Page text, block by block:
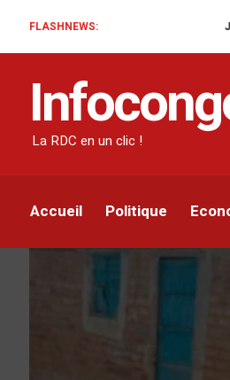
FLASHNEWS: Jean-Noël Barrot,
La RDC en un clic !
Accueil Politique
Kasaï :
érosions à